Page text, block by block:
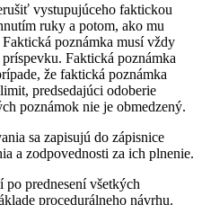
vystupujúceho faktickou
ruky a potom, ako mu
poznámka musí vždy
Faktická poznámka
že faktická poznámka
predsedajúci odoberie
poznámok nie je obmedzený.
sa zapisujú do zápisnice
a zodpovednosti za ich plnenie.
po prednesení všetkých
procedurálneho návrhu.